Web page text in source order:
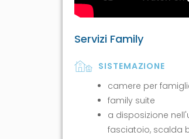
Servizi Family
SISTEMAZIONE
camere per
family suite
a disposizione
fasciatoio, scalda